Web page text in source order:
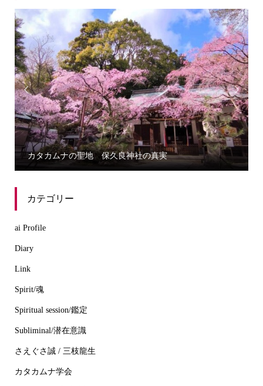

カタカムナの聖地 保久良神社の真実

カテゴリー
ai Profile
Diary
Link
Spirit/魂
Spiritual session/鑑定
Subliminal/潜在意識
さえぐさ誠 / 三枝龍生
カタカムナ学会